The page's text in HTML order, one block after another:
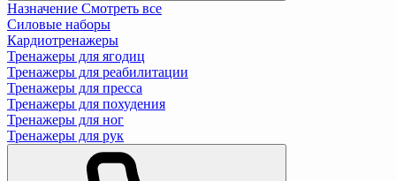
Назначение Смотреть все
Силовые наборы
Кардиотренажеры
Тренажеры для ягодиц
Тренажеры для реабилитации
Тренажеры для пресса
Тренажеры для похудения
Тренажеры для ног
Тренажеры для рук